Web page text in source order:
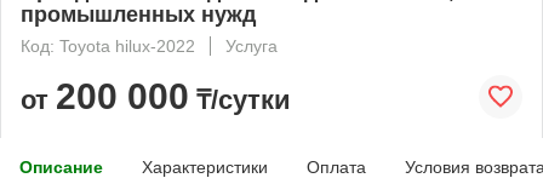
промышленных нужд
Код: Toyota hilux-2022 Услуга
от 200 000 ₸/сутки
Описание Характеристики Оплата Условия